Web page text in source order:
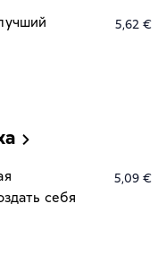
5,62 €
себя
5,09 €